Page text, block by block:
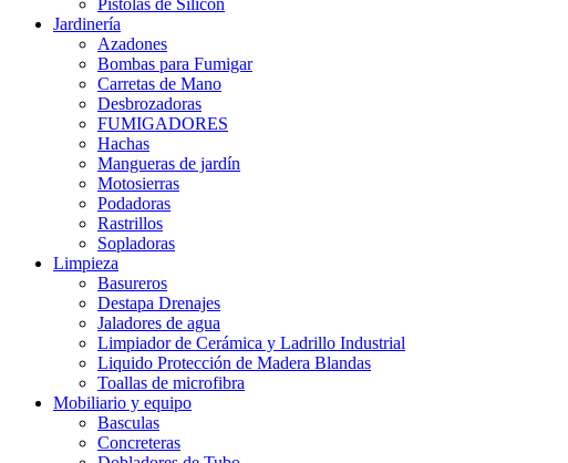
Pistolas de Silicon
Jardinería
Azadones
Bombas para Fumigar
Carretas de Mano
Desbrozadoras
FUMIGADORES
Hachas
Mangueras de jardín
Motosierras
Podadoras
Rastrillos
Sopladoras
Limpieza
Basureros
Destapa Drenajes
Jaladores de agua
Limpiador de Cerámica y Ladrillo Industrial
Liquido Protección de Madera Blandas
Toallas de microfibra
Mobiliario y equipo
Basculas
Concreteras